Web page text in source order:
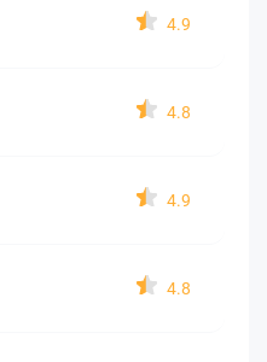
4.9
4.8
4.9
4.8